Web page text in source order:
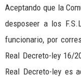
Aceptando que la
desposeer a los
funcionario, por
Real Decreto-ley 16/
Real Decreto-ley es